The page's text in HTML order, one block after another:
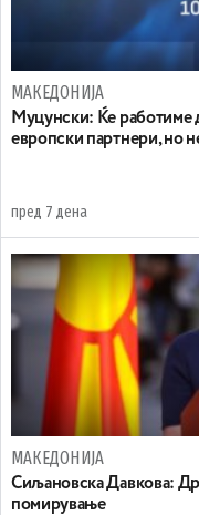
МАКЕДОНИЈА
Муцунски: Ќе работиме
европски партнери, но
пред 7 дена
МАКЕДОНИЈА
Сиљановска Давкова:
помирување